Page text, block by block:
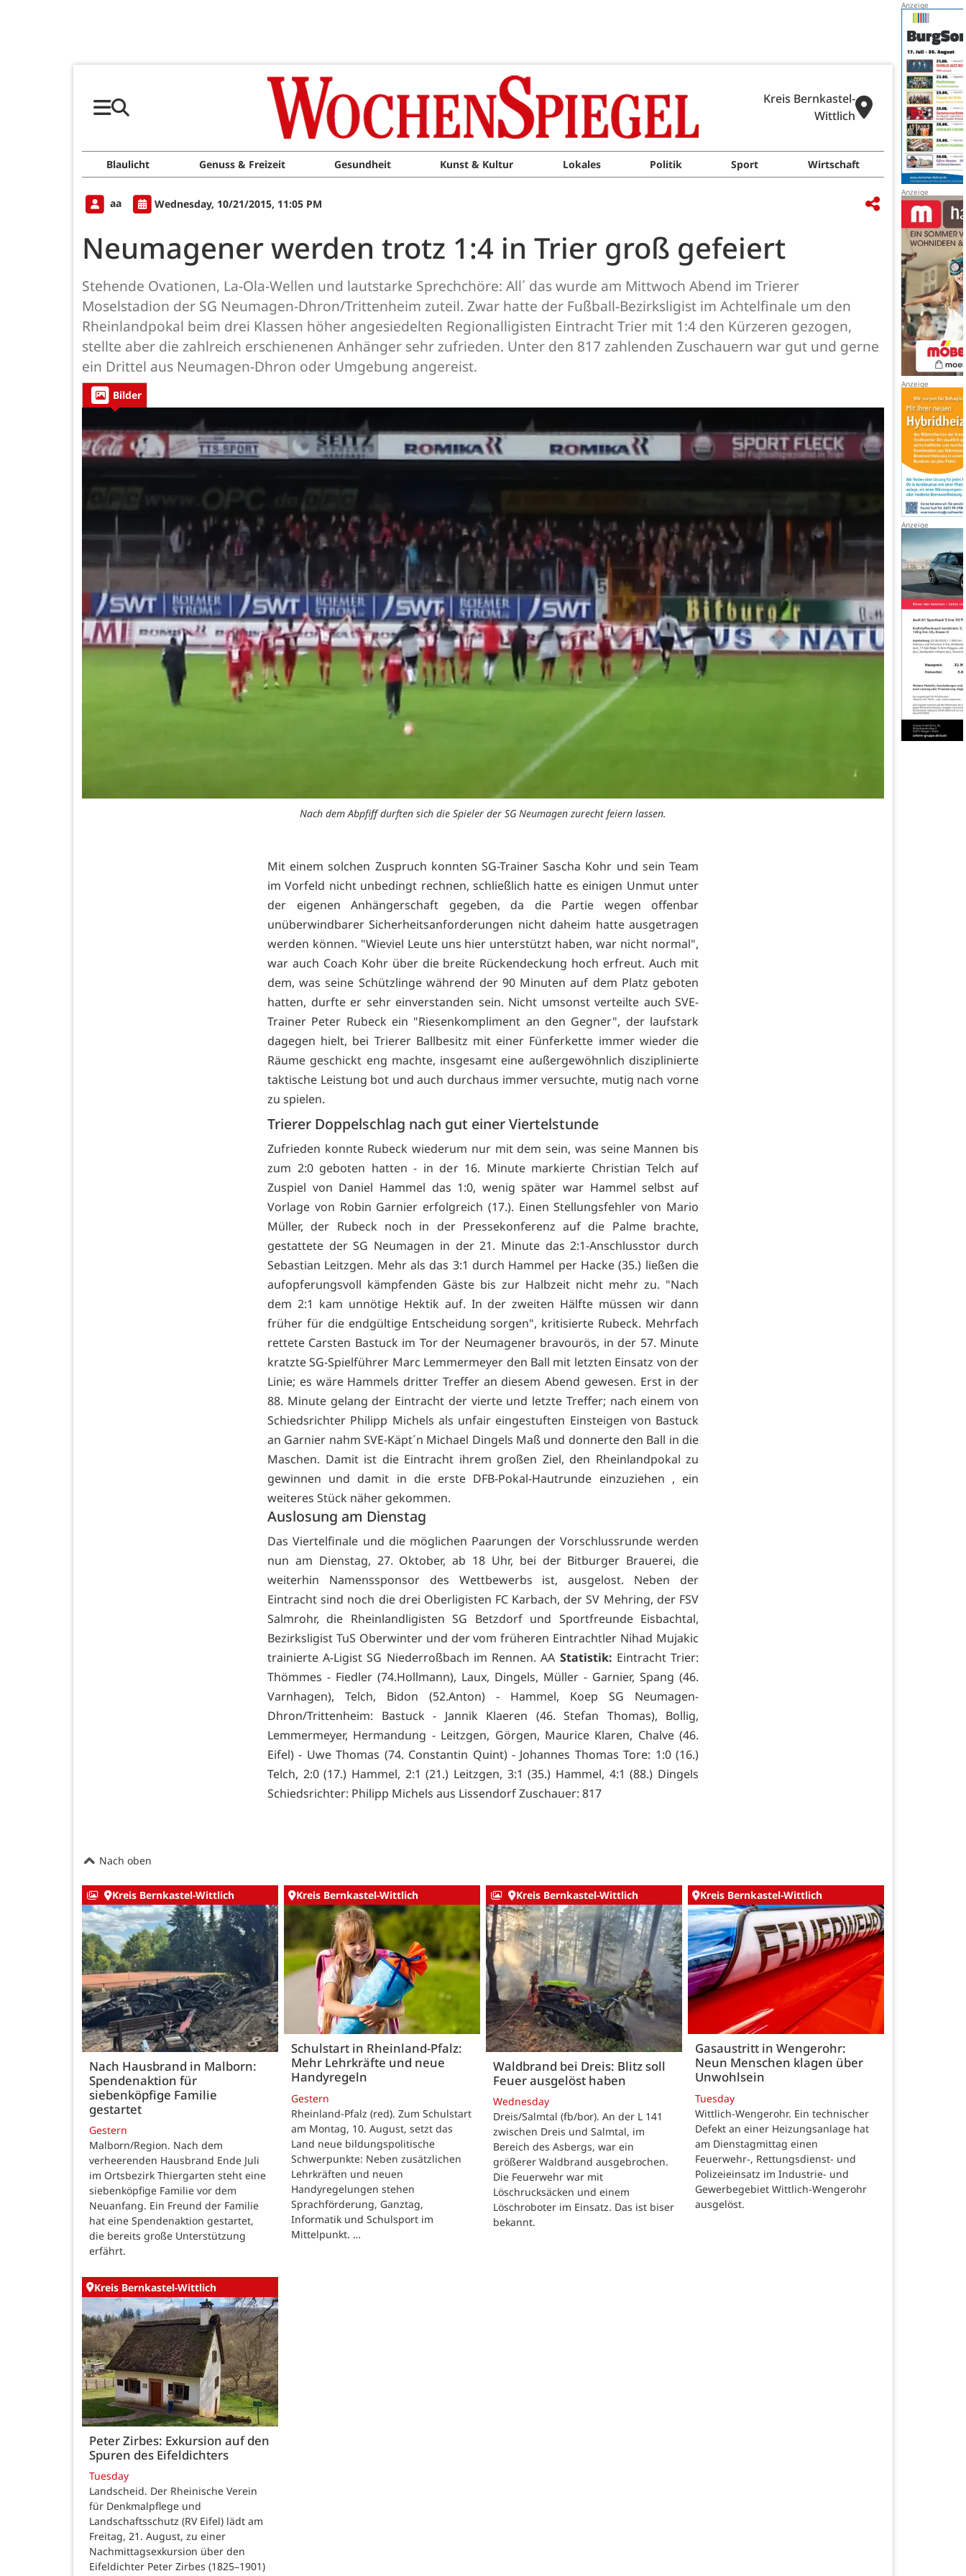
Kreis Bernkastel-
Wittlich
Blaulicht Genuss & Freizeit Gesundheit Kunst & Kultur Lokales Politik Sport Wirtschaft
aa Wednesday, 10/21/2015, 11:05 PM
Neumagener werden trotz 1:4 in Trier groß gefeiert
Stehende Ovationen, La-Ola-Wellen und lautstarke Sprechchöre: All´ das wurde am Mittwoch Abend im Trierer
Moselstadion der SG Neumagen-Dhron/Trittenheim zuteil. Zwar hatte der Fußball-Bezirksligist im Achtelfinale um den
Rheinlandpokal beim drei Klassen höher angesiedelten Regionalligisten Eintracht Trier mit 1:4 den Kürzeren gezogen,
stellte aber die zahlreich erschienenen Anhänger sehr zufrieden. Unter den 817 zahlenden Zuschauern war gut und gerne
ein Drittel aus Neumagen-Dhron oder Umgebung angereist.
Bilder
Nach dem Abpfiff durften sich die Spieler der SG Neumagen zurecht feiern lassen.
Mit einem solchen Zuspruch konnten SG-Trainer Sascha Kohr und sein Team
im Vorfeld nicht unbedingt rechnen, schließlich hatte es einigen Unmut unter
der eigenen Anhängerschaft gegeben, da die Partie wegen offenbar
unüberwindbarer Sicherheitsanforderungen nicht daheim hatte ausgetragen
werden können. "Wieviel Leute uns hier unterstützt haben, war nicht normal",
war auch Coach Kohr über die breite Rückendeckung hoch erfreut. Auch mit
dem, was seine Schützlinge während der 90 Minuten auf dem Platz geboten
hatten, durfte er sehr einverstanden sein. Nicht umsonst verteilte auch SVE-
Trainer Peter Rubeck ein "Riesenkompliment an den Gegner", der laufstark
dagegen hielt, bei Trierer Ballbesitz mit einer Fünferkette immer wieder die
Räume geschickt eng machte, insgesamt eine außergewöhnlich disziplinierte
taktische Leistung bot und auch durchaus immer versuchte, mutig nach vorne
zu spielen.
Trierer Doppelschlag nach gut einer Viertelstunde
Zufrieden konnte Rubeck wiederum nur mit dem sein, was seine Mannen bis
zum 2:0 geboten hatten - in der 16. Minute markierte Christian Telch auf
Zuspiel von Daniel Hammel das 1:0, wenig später war Hammel selbst auf
Vorlage von Robin Garnier erfolgreich (17.). Einen Stellungsfehler von Mario
Müller, der Rubeck noch in der Pressekonferenz auf die Palme brachte,
gestattete der SG Neumagen in der 21. Minute das 2:1-Anschlusstor durch
Sebastian Leitzgen. Mehr als das 3:1 durch Hammel per Hacke (35.) ließen die
aufopferungsvoll kämpfenden Gäste bis zur Halbzeit nicht mehr zu. "Nach
dem 2:1 kam unnötige Hektik auf. In der zweiten Hälfte müssen wir dann
früher für die endgültige Entscheidung sorgen", kritisierte Rubeck. Mehrfach
rettete Carsten Bastuck im Tor der Neumagener bravourös, in der 57. Minute
kratzte SG-Spielführer Marc Lemmermeyer den Ball mit letzten Einsatz von der
Linie; es wäre Hammels dritter Treffer an diesem Abend gewesen. Erst in der
88. Minute gelang der Eintracht der vierte und letzte Treffer; nach einem von
Schiedsrichter Philipp Michels als unfair eingestuften Einsteigen von Bastuck
an Garnier nahm SVE-Käpt´n Michael Dingels Maß und donnerte den Ball in die
Maschen. Damit ist die Eintracht ihrem großen Ziel, den Rheinlandpokal zu
gewinnen und damit in die erste DFB-Pokal-Hautrunde einzuziehen , ein
weiteres Stück näher gekommen.
Auslosung am Dienstag
Das Viertelfinale und die möglichen Paarungen der Vorschlussrunde werden
nun am Dienstag, 27. Oktober, ab 18 Uhr, bei der Bitburger Brauerei, die
weiterhin Namenssponsor des Wettbewerbs ist, ausgelost. Neben der
Eintracht sind noch die drei Oberligisten FC Karbach, der SV Mehring, der FSV
Salmrohr, die Rheinlandligisten SG Betzdorf und Sportfreunde Eisbachtal,
Bezirksligist TuS Oberwinter und der vom früheren Eintrachtler Nihad Mujakic
trainierte A-Ligist SG Niederroßbach im Rennen. AA Statistik: Eintracht Trier:
Thömmes - Fiedler (74.Hollmann), Laux, Dingels, Müller - Garnier, Spang (46.
Varnhagen), Telch, Bidon (52.Anton) - Hammel, Koep SG Neumagen-
Dhron/Trittenheim: Bastuck - Jannik Klaeren (46. Stefan Thomas), Bollig,
Lemmermeyer, Hermandung - Leitzgen, Görgen, Maurice Klaren, Chalve (46.
Eifel) - Uwe Thomas (74. Constantin Quint) - Johannes Thomas Tore: 1:0 (16.)
Telch, 2:0 (17.) Hammel, 2:1 (21.) Leitzgen, 3:1 (35.) Hammel, 4:1 (88.) Dingels
Schiedsrichter: Philipp Michels aus Lissendorf Zuschauer: 817
Nach oben
Kreis Bernkastel-Wittlich
Nach Hausbrand in Malborn:
Spendenaktion für
siebenköpfige Familie
gestartet
Gestern
Malborn/Region. Nach dem
verheerenden Hausbrand Ende Juli
im Ortsbezirk Thiergarten steht eine
siebenköpfige Familie vor dem
Neuanfang. Ein Freund der Familie
hat eine Spendenaktion gestartet,
die bereits große Unterstützung
erfährt.
Kreis Bernkastel-Wittlich
Schulstart in Rheinland-Pfalz:
Mehr Lehrkräfte und neue
Handyregeln
Gestern
Rheinland-Pfalz (red). Zum Schulstart
am Montag, 10. August, setzt das
Land neue bildungspolitische
Schwerpunkte: Neben zusätzlichen
Lehrkräften und neuen
Handyregelungen stehen
Sprachförderung, Ganztag,
Informatik und Schulsport im
Mittelpunkt. …
Kreis Bernkastel-Wittlich
Waldbrand bei Dreis: Blitz soll
Feuer ausgelöst haben
Wednesday
Dreis/Salmtal (fb/bor). An der L 141
zwischen Dreis und Salmtal, im
Bereich des Asbergs, war ein
größerer Waldbrand ausgebrochen.
Die Feuerwehr war mit
Löschrucksäcken und einem
Löschroboter im Einsatz. Das ist biser
bekannt.
Kreis Bernkastel-Wittlich
Gasaustritt in Wengerohr:
Neun Menschen klagen über
Unwohlsein
Tuesday
Wittlich-Wengerohr. Ein technischer
Defekt an einer Heizungsanlage hat
am Dienstagmittag einen
Feuerwehr-, Rettungsdienst- und
Polizeieinsatz im Industrie- und
Gewerbegebiet Wittlich-Wengerohr
ausgelöst.
Kreis Bernkastel-Wittlich
Peter Zirbes: Exkursion auf den
Spuren des Eifeldichters
Tuesday
Landscheid. Der Rheinische Verein
für Denkmalpflege und
Landschaftsschutz (RV Eifel) lädt am
Freitag, 21. August, zu einer
Nachmittagsexkursion über den
Eifeldichter Peter Zirbes (1825–1901)